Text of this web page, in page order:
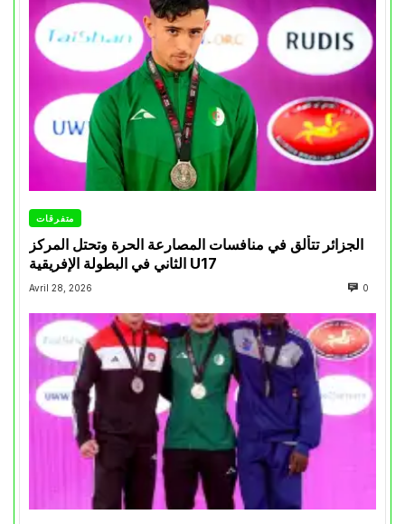
متفرقات
الجزائر تتألق في منافسات المصارعة الحرة وتحتل المركز
الثاني في البطولة الإفريقية U17
Avril 28, 2026 0